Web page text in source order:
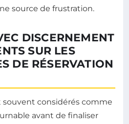
source de frustration.
DISCERNEMENT
SUR LES
DE RÉSERVATION
souvent considérés comme
avant de finaliser